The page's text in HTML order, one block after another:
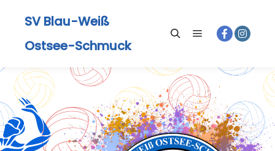
SV Blau-Weiß
Ostsee-Schmuck